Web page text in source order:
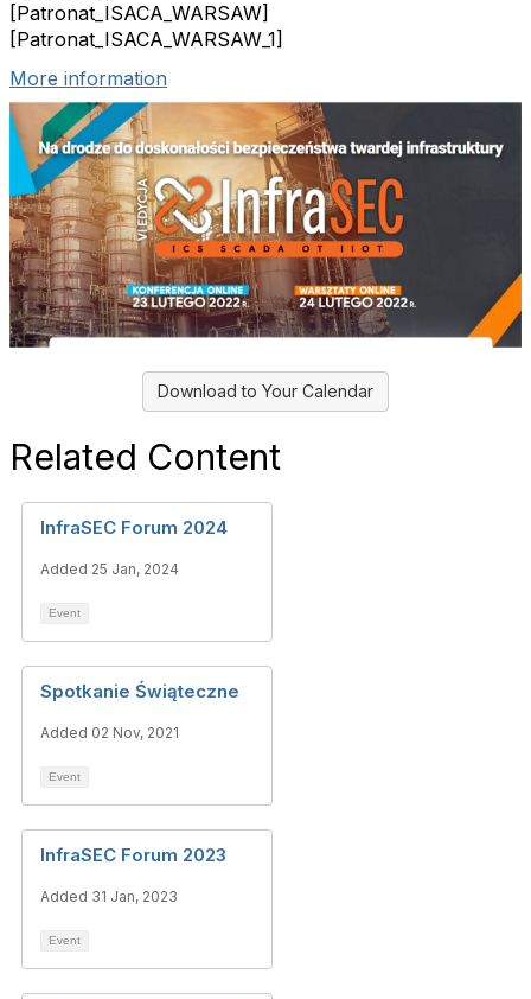
[Patronat_ISACA_WARSAW]
[Patronat_ISACA_WARSAW_1]
More information
Download to Your Calendar
Related Content
InfraSEC Forum 2024
Added 25 Jan, 2024
Event
Spotkanie Świąteczne
Added 02 Nov, 2021
Event
InfraSEC Forum 2023
Added 31 Jan, 2023
Event